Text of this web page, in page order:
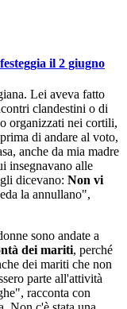
il 2 giugno
Lei aveva fatto
clandestini o di
organizzati nei cortili,
di andare al voto,
anche da mia madre
insegnavano alle
dicevano: Non vi
la annullano",
sono andate a
dei mariti, perché
dei mariti che non
parte all'attività
racconta con